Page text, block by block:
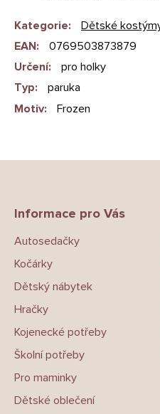
Kategorie:
Dětské
EAN:
0769503873879
Určení:
pro holky
Typ:
paruka
Motiv: Frozen
Informace pro Vás
Autosedačky
Kočárky
Dětský nábytek
Hračky
Kojenecké potřeby
Školní potřeby
Pro maminky
Dětské oblečení